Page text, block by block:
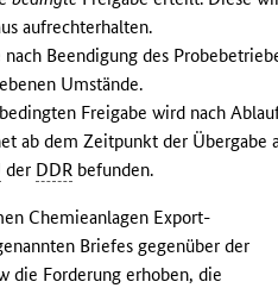
aufrechterhalten.
Beendigung des
Umstände.
Freigabe wird nach
ab dem Zeitpunkt der Übergabe
der DDR befunden.
Chemieanlagen Export-
Briefes gegenüber der
die Forderung erhoben, die